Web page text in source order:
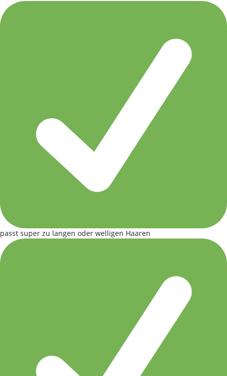
passt super zu langen oder welligen Haaren